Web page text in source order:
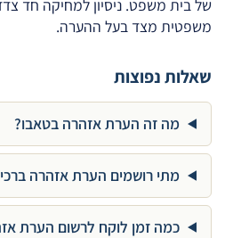
של בית משפט. ניסיון למחיקה חד
משפטית מצד בעל ההערה.
שאלות נפוצות
מה זה הערת אזהרה בטאבו?
מתי רושמים הערת אזהרה
כמה זמן לוקח לרשום הערת